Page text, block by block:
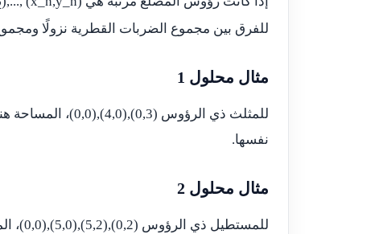
للفرق بين مجموع الضربات القطرية نزولًا
مثال محلول 1
للمثلث ذي الرؤوس (0,0),(4,0),(0,3)، المساحة
نفسها.
مثال محلول 2
للمستطيل ذي الرؤوس (0,0),(5,0),(5,2),(0,2)،